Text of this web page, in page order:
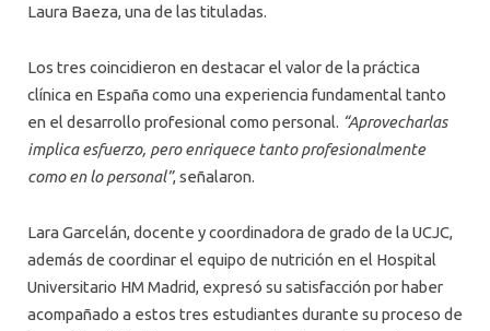
Laura Baeza, una de las tituladas.
Los tres coincidieron en destacar el valor de la práctica
clínica en España como una experiencia fundamental tanto
en el desarrollo profesional como personal. “Aprovecharlas
implica esfuerzo, pero enriquece tanto profesionalmente
como en lo personal”, señalaron.
Lara Garcelán, docente y coordinadora de grado de la UCJC,
además de coordinar el equipo de nutrición en el Hospital
Universitario HM Madrid, expresó su satisfacción por haber
acompañado a estos tres estudiantes durante su proceso de